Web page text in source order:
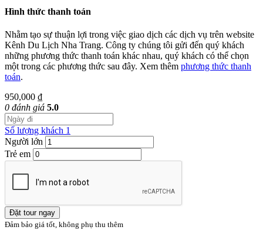
Hình thức thanh toán
Nhằm tạo sự thuận lợi trong việc giao dịch các dịch vụ trên website
Kênh Du Lịch Nha Trang. Công ty chúng tôi gửi đến quý khách
những phương thức thanh toán khác nhau, quý khách có thể chọn
một trong các phương thức sau đây. Xem thêm phương thức thanh
toán.
950,000 ₫
0 đánh giá 5.0
Số lượng khách 1
Người lớn
Trẻ em
Đặt tour ngay
Đảm bảo giá tốt, không phụ thu thêm